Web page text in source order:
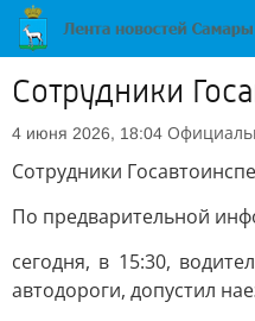
Сотрудники
4 июня 2026, 18:04
Сотрудники
По предварительной
сегодня, в 15:30,
автодороги, допустил